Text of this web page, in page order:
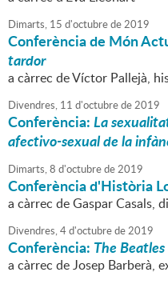
Dimarts, 15 d'octubrede2019
Conferència de Món
tardor
a càrrec de Víctor Pallejà,
Divendres, 11 d'octubrede2019
Conferència:La
afectivo-sexual de la
Dimarts,8 d'octubrede2019
Conferència d'Història
a càrrec de Gaspar Casals,
Divendres,4d'octubrede2019
Conferència: The
a càrrec de Josep Barberà,